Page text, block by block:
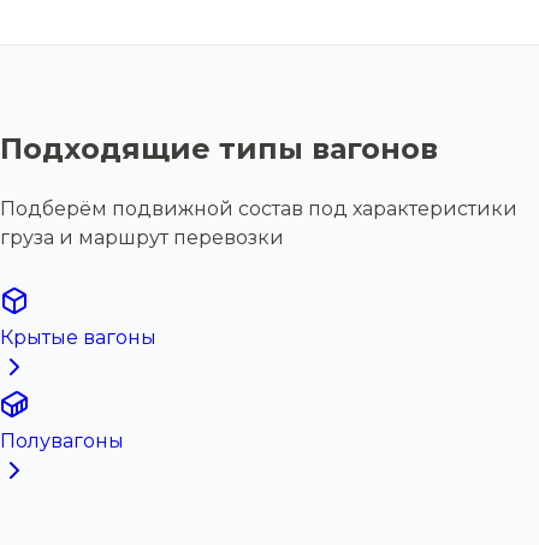
Подходящие типы вагонов
Подберём подвижной состав под характеристики
груза и маршрут перевозки
Крытые вагоны
Полувагоны